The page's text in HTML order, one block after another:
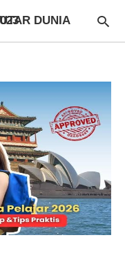
2023